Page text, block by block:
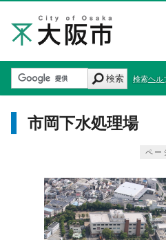
検索 検索ヘル
市岡下水処理場
ペー